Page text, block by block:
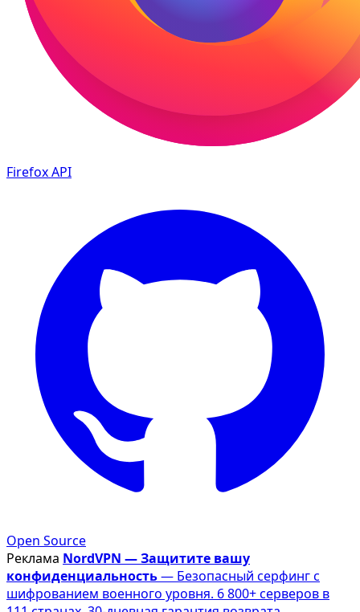
FirefoxAPI
Open Source
Реклама NordVPN — Защитите вашу
конфиденциальность— Безопасный серфинг с
шифрованием военного уровня. 6 800+ серверов в